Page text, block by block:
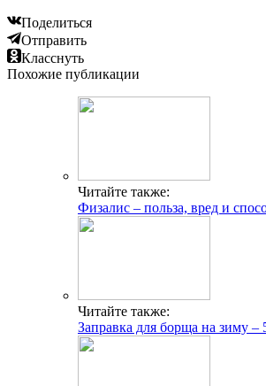
Поделиться
Отправить
Класснуть
Похожие публикации
Читайте также:
Физалис – польза, вред и
Читайте также:
Заправка для борща на зиму –